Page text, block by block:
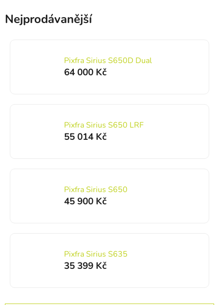
Nejprodávanější
Pixfra Sirius S650D Dual
64 000 Kč
Pixfra Sirius S650 LRF
55 014 Kč
Pixfra Sirius S650
45 900 Kč
Pixfra Sirius S635
35 399 Kč